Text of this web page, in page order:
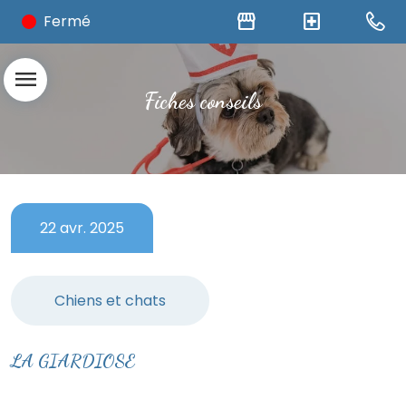
Fermé storefront local_hospital
menu
Fiches conseils
22 avr. 2025
Chiens et chats
LA GIARDIOSE